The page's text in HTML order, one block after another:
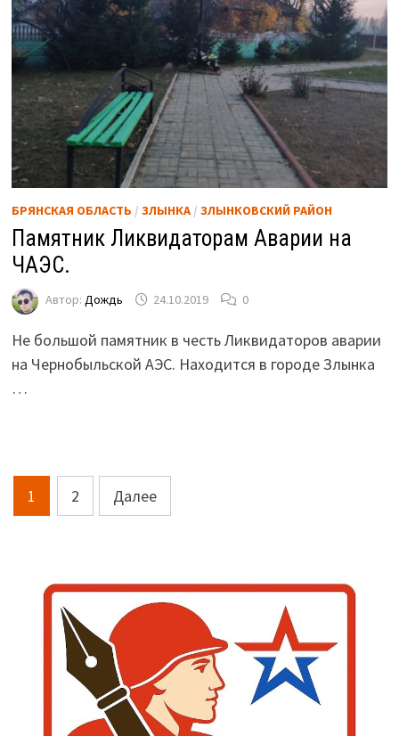
БРЯНСКАЯ ОБЛАСТЬ / ЗЛЫНКА/ ЗЛЫНКОВСКИЙ РАЙОН
Памятник Ликвидаторам Аварии на
ЧАЭС.
Автор: Дождь 24.10.2019 0
Не большой памятник в честь Ликвидаторов аварии
на Чернобыльской АЭС. Находится в городе Злынка
…
Пагинация
записей
1 2 Далее